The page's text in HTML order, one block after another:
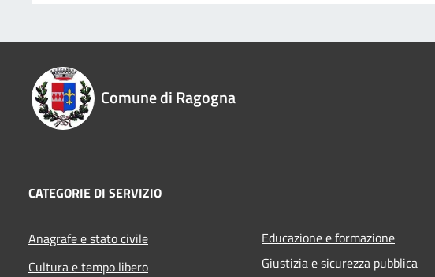
Comune di Ragogna
CATEGORIE DI SERVIZIO
Anagrafe e stato civile
Cultura e tempo libero
Educazione e formazione
Giustizia e sicurezza pubblica